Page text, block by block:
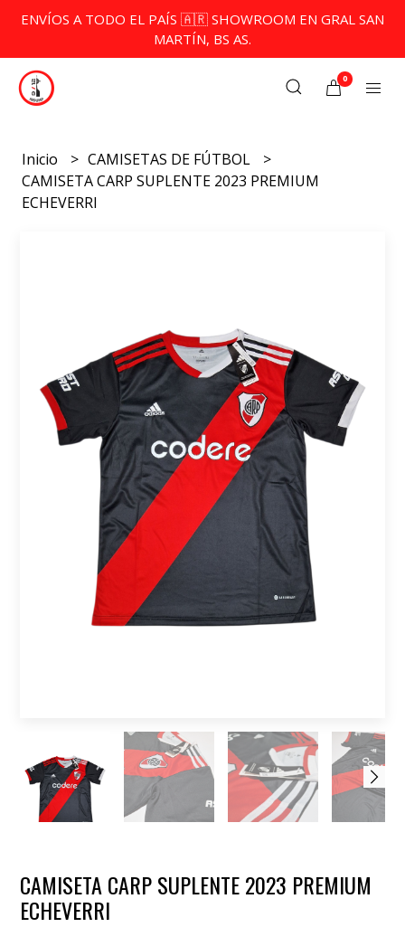
ENVÍOS A TODO EL PAÍS 🇦🇷 SHOWROOM EN GRAL SAN
MARTÍN, BS AS.
0
Inicio
CAMISETAS DE FÚTBOL
CAMISETA CARP SUPLENTE 2023 PREMIUM
ECHEVERRI
CAMISETA CARP SUPLENTE 2023 PREMIUM
ECHEVERRI